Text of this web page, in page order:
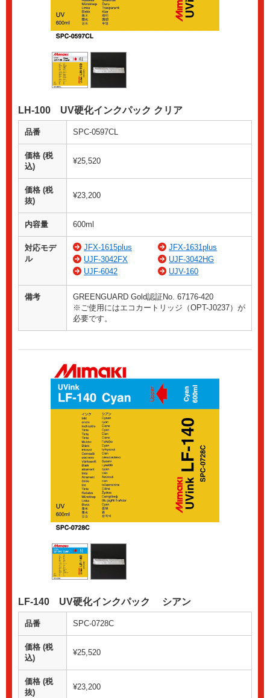
LH-100 UV硬化インクパック クリア
品番 SPC-0597CL
価格 (税
込)
¥25,520
価格 (税
抜)
¥23,200
内容量 600ml
対応モデ
ル
JFX-1615plus
JFX-1631plus
UJF-3042FX
UJF-3042HG
UJF-6042
UJV-160
備考
GREENGUARD Gold認証No. 67176-420
※ご使用にはエコカートリッジ（OPT-J0237）が
必要です。
LF-140 UV硬化インクパック シアン
品番 SPC-0728C
価格 (税
込)
¥25,520
価格 (税
抜)
¥23,200